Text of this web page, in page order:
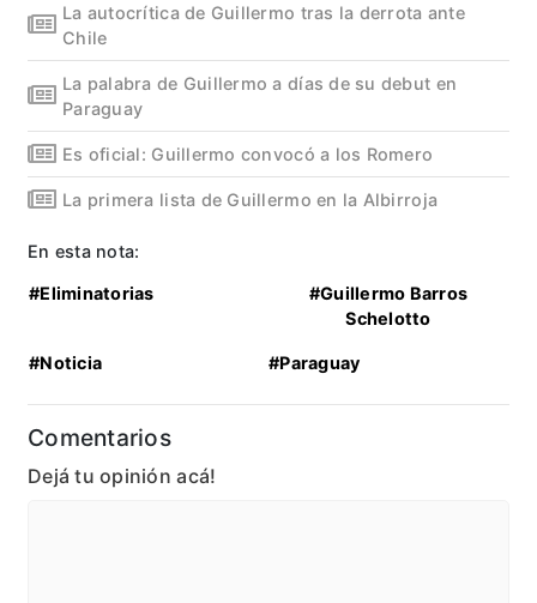
La autocrítica de Guillermo tras la derrota ante
Chile
La palabra de Guillermo a días de su debut en
Paraguay
Es oficial: Guillermo convocó a los Romero
La primera lista de Guillermo en la Albirroja
En esta nota:
#Eliminatorias
#Guillermo Barros
Schelotto
#Noticia #Paraguay
Comentarios
Dejá tu opinión acá!